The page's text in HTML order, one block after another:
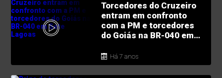
Torcedores do Cruzeiro
entram em confronto
com a PM e torcedores
do Goiás na BR-040 em
Há 7 anos